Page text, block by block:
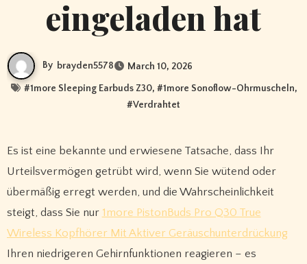
eingeladen hat
By brayden5578 March 10, 2026
#1more Sleeping Earbuds Z30, #1more Sonoflow-Ohrmuscheln,
#Verdrahtet
Es ist eine bekannte und erwiesene Tatsache, dass Ihr
Urteilsvermögen getrübt wird, wenn Sie wütend oder
übermäßig erregt werden, und die Wahrscheinlichkeit
steigt, dass Sie nur 1more PistonBuds Pro Q30 True
Wireless Kopfhörer Mit Aktiver Geräuschunterdrückung
Ihren niedrigeren Gehirnfunktionen reagieren – es